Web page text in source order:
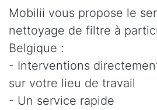
Mobilii vous propose le
nettoyage de filtre à
Belgique :
- Interventions
sur votre lieu de travail
- Un service rapide